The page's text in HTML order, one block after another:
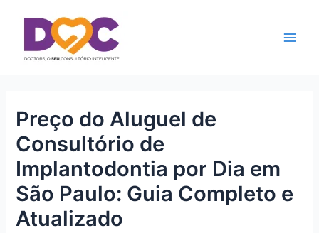
conteúdo
Preço do Aluguel de
Consultório de
Implantodontia por Dia em
São Paulo: Guia Completo e
Atualizado